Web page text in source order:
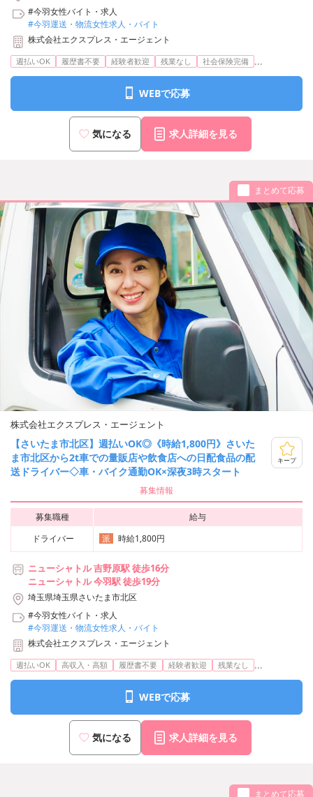
#今羽女性バイト・求人
#今羽運送・物流女性求人・バイト
株式会社エクスプレス・エージェント
週払いOK 履歴書不要 経験者歓迎 残業なし 社会保険完備 ...
WEBで応募
気になる 求人詳細を見る
まとめて応募
株式会社エクスプレス・エージェント
【さいたま市北区】週払いOK◎《時給1,800円》さいた
ま市北区から2t車での量販店や飲食店への日配食品の配
送ドライバー◇車・バイク通勤OK×深夜3時スタート
キープ
募集情報
募集職種
給与
ドライバー
派 時給1,800円
ニューシャトル 吉野原駅 徒歩16分
ニューシャトル 今羽駅 徒歩19分
埼玉県埼玉県さいたま市北区
#今羽女性バイト・求人
#今羽運送・物流女性求人・バイト
株式会社エクスプレス・エージェント
週払いOK 高収入・高額 履歴書不要 経験者歓迎 残業なし ...
WEBで応募
気になる 求人詳細を見る
まとめて応募